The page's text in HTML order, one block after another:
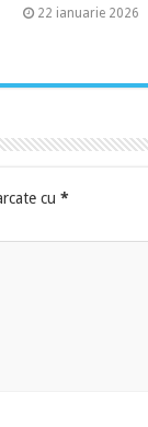
22 ianuarie 2026
cu *